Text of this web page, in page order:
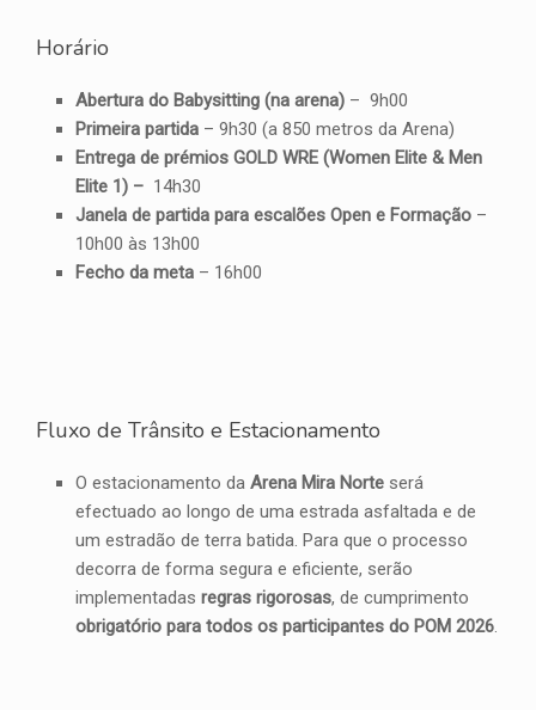
Horário
Abertura do Babysitting (na arena)– 9h00
Primeira partida– 9h30 (a 850 metros da Arena)
Entrega de prémios GOLD WRE (Women Elite & Men
Elite 1) – 14h30
Janela de partida para escalões Open e Formação–
10h00 às 13h00
Fecho da meta– 16h00
Fluxo de Trânsito e Estacionamento
O estacionamento da Arena Mira Norteserá
efectuado ao longo de uma estrada asfaltada e de
um estradão de terra batida. Para que o processo
decorra de forma segura e eficiente, serão
implementadas regras rigorosas, de cumprimento
obrigatório para todos os participantes do POM 2026.